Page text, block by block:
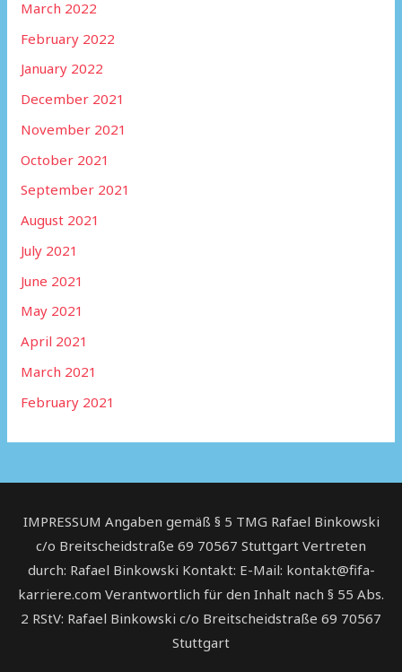
March 2022
February 2022
January 2022
December 2021
November 2021
October 2021
September 2021
August 2021
July 2021
June 2021
May 2021
April 2021
March 2021
February 2021
IMPRESSUM Angaben gemäß § 5 TMG Rafael Binkowski
c/o Breitscheidstraße 69 70567 Stuttgart Vertreten
durch: Rafael Binkowski Kontakt: E-Mail: kontakt@fifa-
karriere.com Verantwortlich für den Inhalt nach § 55 Abs.
2 RStV: Rafael Binkowski c/o Breitscheidstraße 69 70567
Stuttgart